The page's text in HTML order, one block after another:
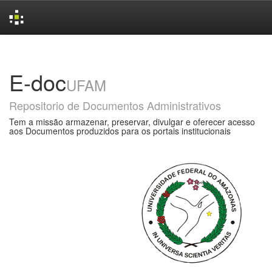
E-docUFAM
Repositorio de Documentos Administrativos
Tem a missão armazenar, preservar, divulgar e oferecer acesso
aos Documentos produzidos para os portais institucionais